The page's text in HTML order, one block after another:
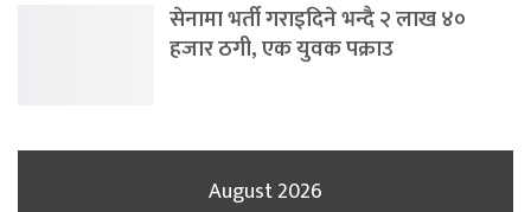
सेनामा भर्ती गराइदिने भन्दै २ लाख ४०
हजार ठगी, एक युवक पक्राउ
August 2026